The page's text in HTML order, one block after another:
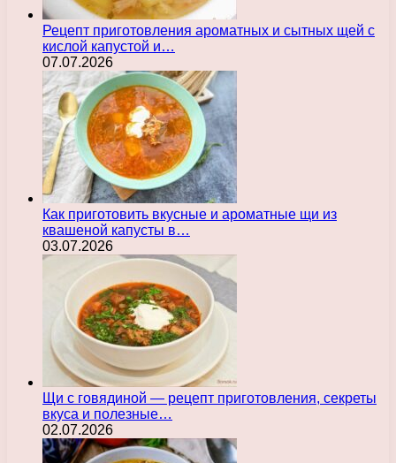
Рецепт приготовления ароматных и сытных щей с
кислой капустой и…
07.07.2026
Как приготовить вкусные и ароматные щи из
квашеной капусты в…
03.07.2026
Щи с говядиной — рецепт приготовления, секреты
вкуса и полезные…
02.07.2026